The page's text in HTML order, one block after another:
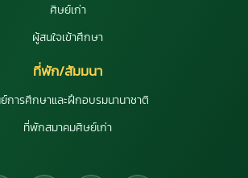
ศิษย์เก่า
ผู้สนใจเข้าศึกษา
ที่พัก/สัมมนา
การศึกษาและฝึกอบรมนานาชาติ
ที่พักสมาคมศิษย์เก่า